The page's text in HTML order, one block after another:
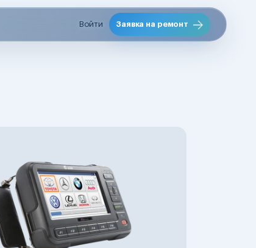
Войти Заявка на ремонт